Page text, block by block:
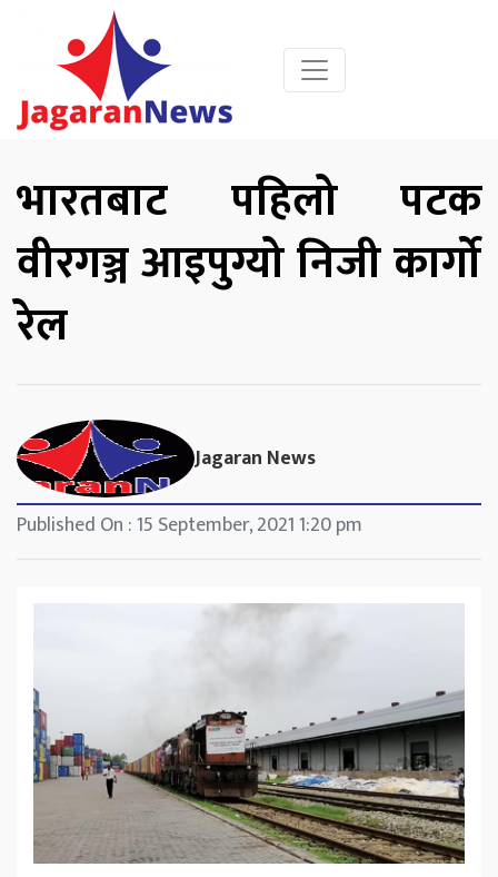
भारतबाट पहिलो पटक
वीरगञ्ज आइपुग्यो निजी कार्गो
रेल
Jagaran News
Published On : 15 September, 2021 1:20 pm